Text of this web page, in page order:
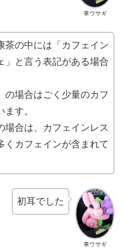
車ウサギ
茶の中には「カフェイン
」と言う表記がある場合
の場合はごく少量のカフ
す。
場合は、カフェインレス
くカフェインが含まれて
車ウサギ
初耳でした